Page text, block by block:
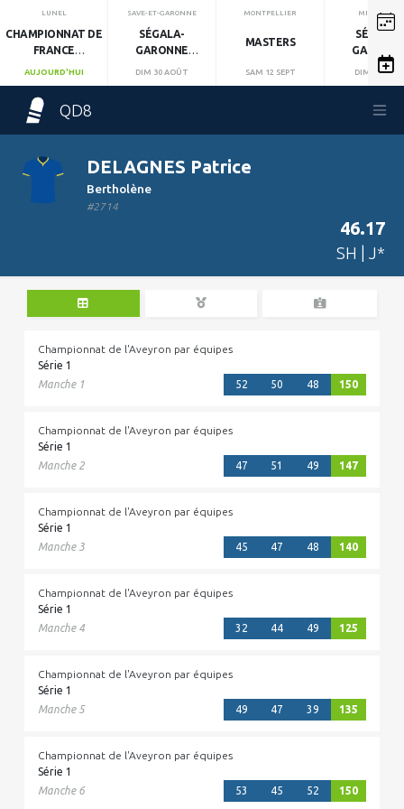
LUNEL
CHAMPIONNAT DE
FRANCE
INDIVIDUEL
AUJOURD'HUI
SAVE-ET-GARONNE
SÉGALA-
GARONNE
MANCHE 1
DIM 30 AOÛT
MONTPELLIER
MASTERS
SAM 12 SEPT
MIRANDOL
SÉGALA-
GARONNE
MANCHE 2
DIM 13 SEPT
QD8
DELAGNES Patrice
Bertholène
#2714
46.17
SH | J*
Championnat de l'Aveyron par équipes
Série 1
Manche 1
52 50 48 150
Championnat de l'Aveyron par équipes
Série 1
Manche 2
47 51 49 147
Championnat de l'Aveyron par équipes
Série 1
Manche 3
45 47 48 140
Championnat de l'Aveyron par équipes
Série 1
Manche 4
32 44 49 125
Championnat de l'Aveyron par équipes
Série 1
Manche 5
49 47 39 135
Championnat de l'Aveyron par équipes
Série 1
Manche 6
53 45 52 150